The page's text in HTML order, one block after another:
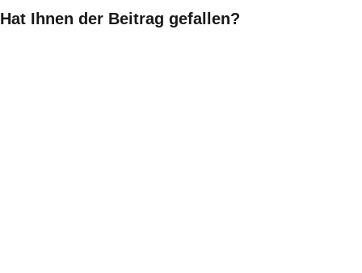
Hat Ihnen der Beitrag gefallen?